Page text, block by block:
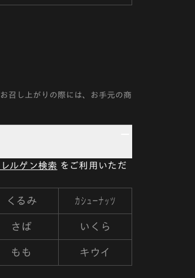
召し上がりの際には、お手元の商
ルゲン検索 をご利用いただ
くるみ カシューナッツ
さば いくら
もも キウイ